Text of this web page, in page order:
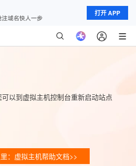
打开 APP
以到虚拟主机控制台重新启动站点
：虚拟主机帮助文档>>